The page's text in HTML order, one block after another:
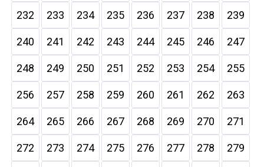
232 233 234 235 236 237 238 239
240 241 242 243 244 245 246 247
248 249 250 251 252 253 254 255
256 257 258 259 260 261 262 263
264 265 266 267 268 269 270 271
272 273 274 275 276 277 278 279